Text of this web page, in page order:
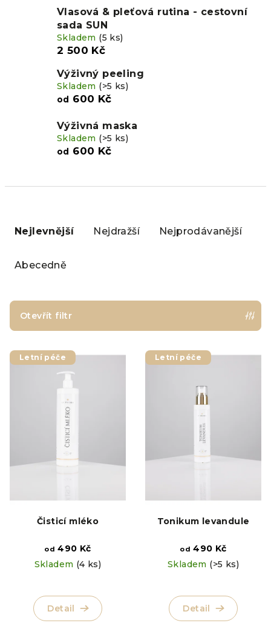
Vlasová & pleťová rutina - cestovní
sada SUN
Skladem (5 ks)
2 500 Kč
Výživný peeling
Skladem (>5 ks)
od 600 Kč
Výživná maska
Skladem (>5 ks)
od 600 Kč
í
r
o
d
Nejlevnější Nejdražší Nejprodávanější
Abecedně
Otevřít filtr
V
ý
o
u
Letní péče
Čisticí mléko
od 490 Kč
Skladem (4 ks)
hodnocení
produktu
je
Detail
Letní péče
Tonikum levandule
od 490 Kč
Skladem (>5 ks)
hodnocení
produktu
je
Detail